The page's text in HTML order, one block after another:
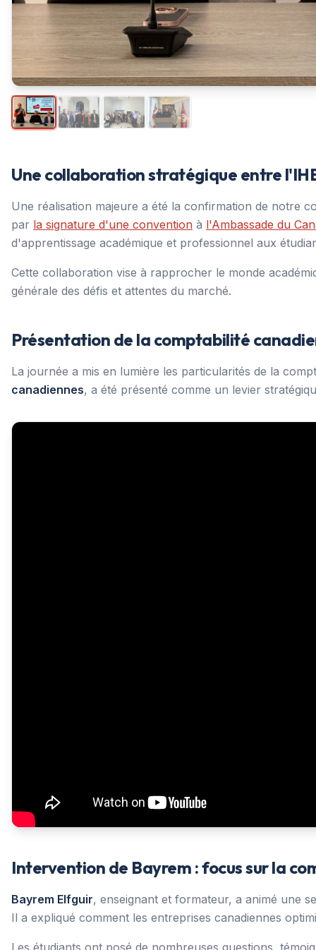
Une collaboration stratégique entre
Une réalisation majeure a été la confirmation de notre
par la signature d'une convention à l'Ambassade du
d'apprentissage académique et professionnel aux
Cette collaboration vise à rapprocher le monde
générale des défis et attentes du marché.
Présentation de la comptabilité
La journée a mis en lumière les particularités de la
canadiennes, a été présenté comme un levier
Intervention de Bayrem : focus sur la
Bayrem Elfguir, enseignant et formateur, a animé une
Il a expliqué comment les entreprises canadiennes